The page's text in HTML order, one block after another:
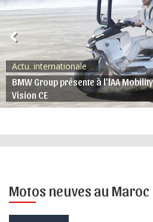
Actu. internationale
BMW Group présente à l'lAA
Vision CE
Motos neuves au Maroc